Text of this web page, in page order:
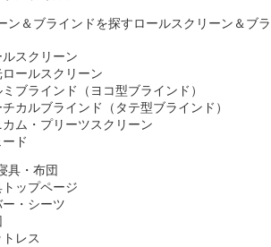
ロールスクリーン＆ブラ
ルスクリーン
ールスクリーン
ミブラインド（ヨコ型ブラインド）
カルブラインド（タテ型ブラインド）
ム・プリーツスクリーン
ド
具・布団
ップページ
ー・シーツ
レス